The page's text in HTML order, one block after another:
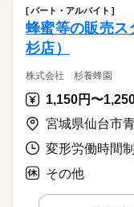
パート・アルバイト
蜂蜜等の販売ス
杉店）
株式会社 杉養蜂園
宮城県仙台市
その他